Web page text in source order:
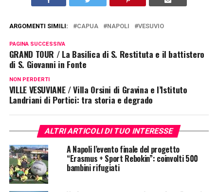
ARGOMENTI SIMILI: CAPUA NAPOLI VESUVIO
PAGINA SUCCESSIVA
GRAND TOUR / La Basilica di S. Restituta e il battistero
di S. Giovanni in Fonte
NON PERDERTI
VILLE VESUVIANE / Villa Orsini di Gravina e l’Istituto
Landriani di Portici: tra storia e degrado
ALTRI ARTICOLI DI TUO INTERESSE
A Napoli l’evento finale del progetto
“Erasmus + Sport Rebokin”: coinvolti 500
bambini rifugiati